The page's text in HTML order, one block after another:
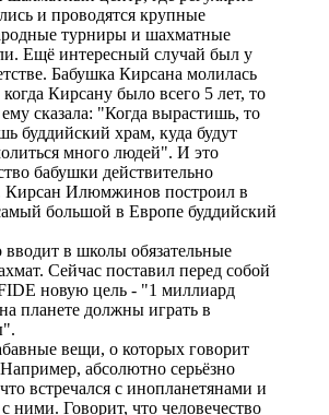
и проводятся крупные
турниры и шахматные
Ещё интересный случай был у
Бабушка Кирсана молилась
Кирсану было всего 5 лет, то
сказала: "Когда вырастишь, то
буддийский храм, куда будут
много людей". И это
бабушки действительно
Кирсан Илюмжинов построил в
большой в Европе буддийский
в школы обязательные
Сейчас поставил перед собой
новую цель - "1 миллиард
планете должны играть в
вещи, о которых говорит
абсолютно серьёзно
встречался с инопланетянами и
ними. Говорит, что человечество